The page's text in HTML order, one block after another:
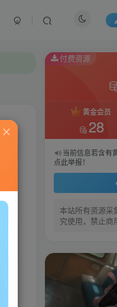
付费资源
黄金会员
28
当前信息若含有
点此举报！
本站所有资源采
究使用，禁止商